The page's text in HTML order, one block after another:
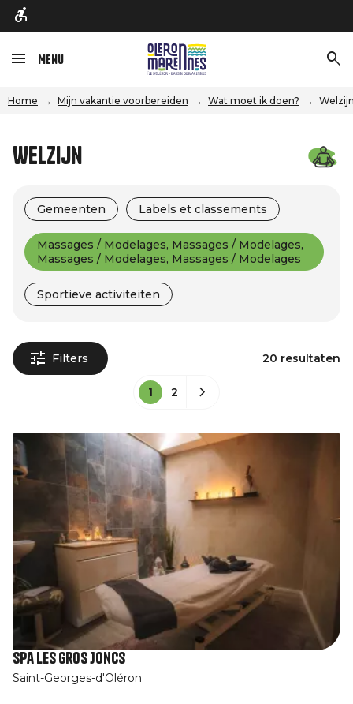
Menu
Home Mijn vakantie voorbereiden Wat moet ik doen?
Welzijn
Gemeenten Labels et classements
Massages / Modelages, Massages / Modelages,
Massages / Modelages, Massages / Modelages
Sportieve activiteiten
Filters 20 resultaten
1 2
Spa Les Gros Joncs
Saint-Georges-d'Oléron